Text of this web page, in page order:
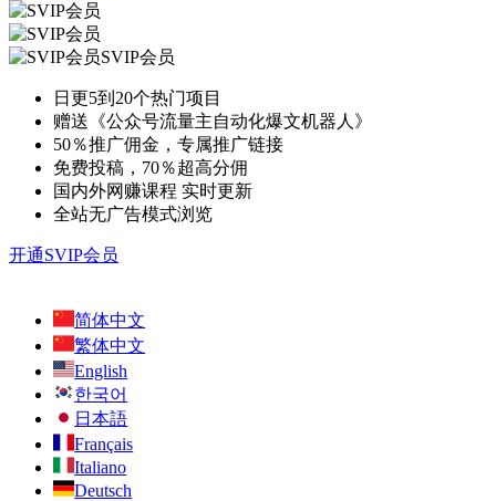
SVIP会员
日更5到20个热门项目
赠送《公众号流量主自动化爆文机器人》
50％推广佣金，专属推广链接
免费投稿，70％超高分佣
国内外网赚课程 实时更新
全站无广告模式浏览
开通SVIP会员
简体中文
繁体中文
English
한국어
日本語
Français
Italiano
Deutsch